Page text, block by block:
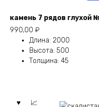
камень 7 рядов глухой
990,00 ₽
Длина: 2000
Высота: 500
Толщина: 45